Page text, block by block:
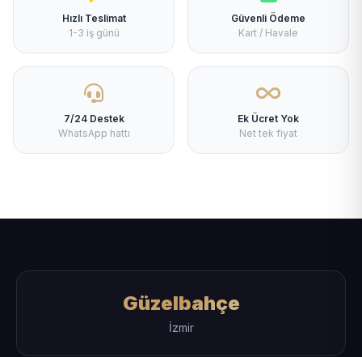
Hızlı Teslimat
1-3 iş günü
Güvenli Ödeme
Kart / Havale
7/24 Destek
WhatsApp hattı
Ek Ücret Yok
Net tek fiyat
Güzelbahçe
İzmir